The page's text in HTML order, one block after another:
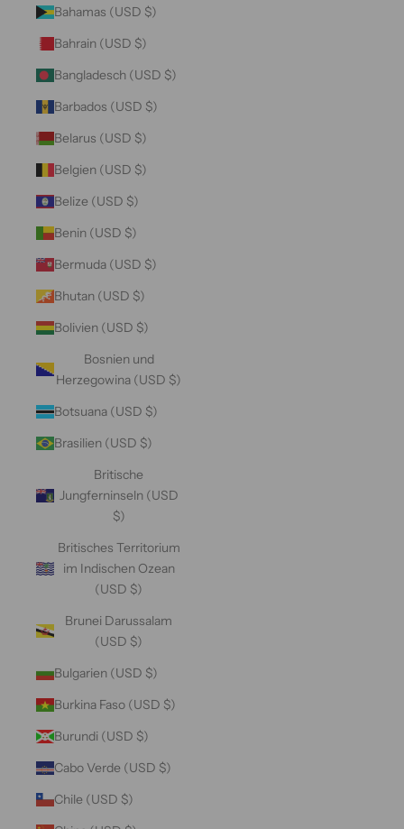
Bahamas (USD $)
Bahrain (USD $)
Bangladesch (USD $)
Barbados (USD $)
Belarus (USD $)
Belgien (USD $)
Belize (USD $)
Benin (USD $)
Bermuda (USD $)
Bhutan (USD $)
Bolivien (USD $)
Bosnien und
Herzegowina (USD $)
Botsuana (USD $)
Brasilien (USD $)
Britische
Jungferninseln (USD
$)
Britisches Territorium
im Indischen Ozean
(USD $)
Brunei Darussalam
(USD $)
Bulgarien (USD $)
Burkina Faso (USD $)
Burundi (USD $)
Cabo Verde (USD $)
Chile (USD $)